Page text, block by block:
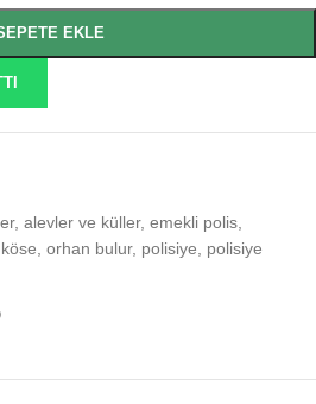
EKLE
, alevler ve küller, emekli polis
orhan bulur, polisiye
polisiye